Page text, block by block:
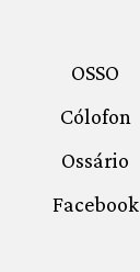
OSSO
Cólofon
Ossário
Facebook